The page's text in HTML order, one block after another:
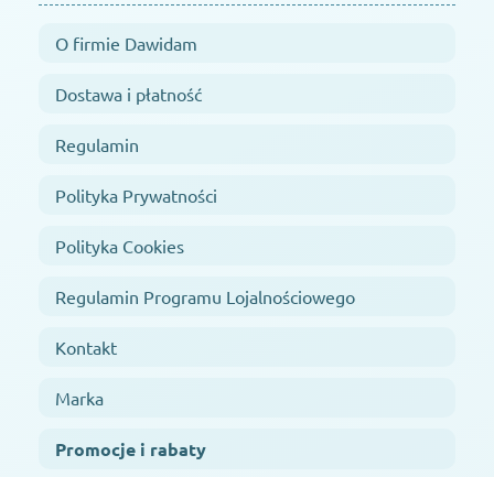
O firmie Dawidam
Dostawa i płatność
Regulamin
Polityka Prywatności
Polityka Cookies
Regulamin Programu Lojalnościowego
Kontakt
Marka
Promocje i rabaty